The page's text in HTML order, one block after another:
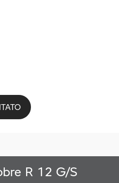
R 12 G/S